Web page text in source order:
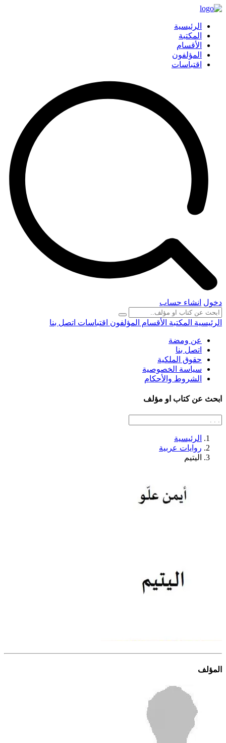
الرئيسية
المكتبة
الأقسام
المؤلفون
اقتباسات
دخول انشاء حساب
الرئيسية المكتبة الأقسام المؤلفون اقتباسات اتصل بنا
عن ومضة
اتصل بنا
حقوق الملكية
سياسة الخصوصية
الشروط والأحكام
ابحث عن كتاب او مؤلف
الرئيسية
روايات عربية
اليتيم
المؤلف